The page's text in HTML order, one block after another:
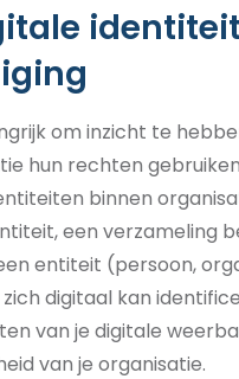
om inzicht te
hun rechten
binnen
een verzameling
entiteit (persoon,
digitaal kan
van je digitale
van je organisatie.